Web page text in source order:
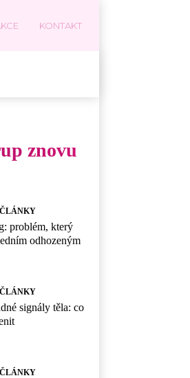
KONTAKT
znovu
problém, který
odhozeným
signály těla: co